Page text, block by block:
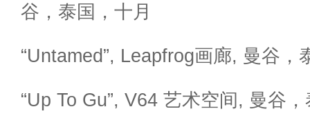
谷，泰国，十月
“Untamed”, Leapfrog画廊, 曼谷，
“Up To Gu”, V64 艺术空间, 曼谷